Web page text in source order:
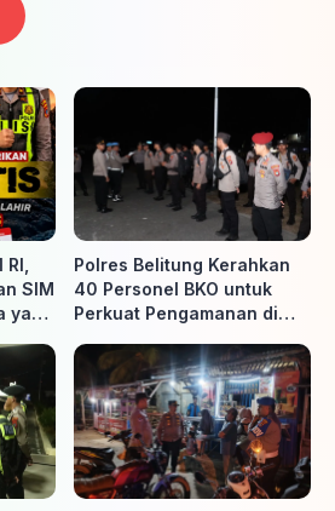
SIM
yang
Polres Belitung Kerahkan
40 Personel BKO untuk
Perkuat Pengamanan di